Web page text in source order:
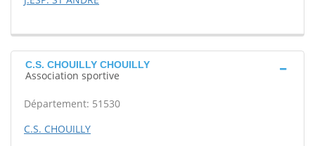
C.S. CHOUILLY CHOUILLY
Association sportive
Département: 51530
C.S. CHOUILLY